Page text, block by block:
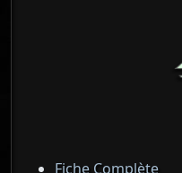
Fiche Complète